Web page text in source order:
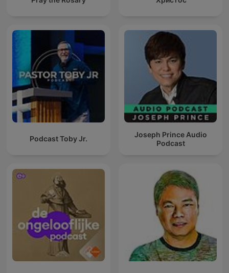
Podcast Toby Jr.
Joseph Prince Audio
Podcast